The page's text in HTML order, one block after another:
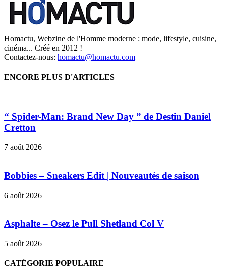
Homactu, Webzine de l'Homme moderne : mode, lifestyle, cuisine,
cinéma... Créé en 2012 !
Contactez-nous: homactu@homactu.com
ENCORE PLUS D'ARTICLES
“ Spider-Man: Brand New Day ” de Destin Daniel
Cretton
7 août 2026
Bobbies – Sneakers Edit | Nouveautés de saison
6 août 2026
Asphalte – Osez le Pull Shetland Col V
5 août 2026
CATÉGORIE POPULAIRE